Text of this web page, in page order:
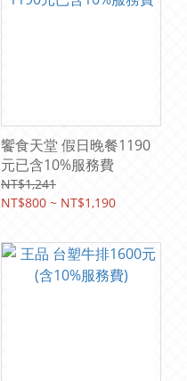
饗食天堂 假日晚餐1190
元已含10%服務費
NT$1,241
NT$800 ~ NT$1,190